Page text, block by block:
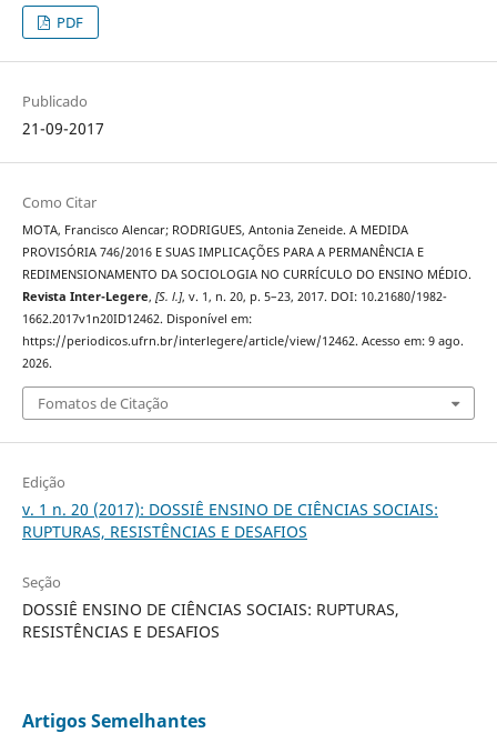
PDF
Publicado
21-09-2017
Como Citar
MOTA, Francisco Alencar; RODRIGUES, Antonia Zeneide. A MEDIDA
PROVISÓRIA 746/2016 E SUAS IMPLICAÇÕES PARA A PERMANÊNCIA E
REDIMENSIONAMENTO DA SOCIOLOGIA NO CURRÍCULO DO ENSINO MÉDIO.
Revista Inter-Legere, [S. l.], v. 1, n. 20, p. 5–23, 2017. DOI: 10.21680/1982-
1662.2017v1n20ID12462. Disponível em:
https://periodicos.ufrn.br/interlegere/article/view/12462. Acesso em: 9 ago.
2026.
Fomatos de Citação
Edição
v. 1 n. 20 (2017): DOSSIÊ ENSINO DE CIÊNCIAS SOCIAIS:
RUPTURAS, RESISTÊNCIAS E DESAFIOS
Seção
DOSSIÊ ENSINO DE CIÊNCIAS SOCIAIS: RUPTURAS,
RESISTÊNCIAS E DESAFIOS
Artigos Semelhantes